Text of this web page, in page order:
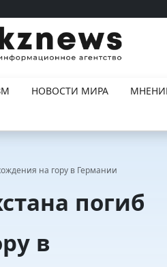
НОВОСТИ МИРА
на гору в Германии
погиб
в